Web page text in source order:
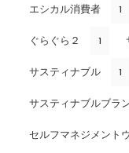
エシカル消費者 1
ぐらぐら２ 1
サスティナブル 1
サスティナブルブラ
セルフマネジメント